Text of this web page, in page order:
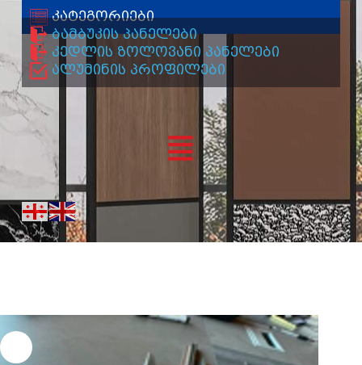
კატეგორიები
ბამბუკის პანელები
კედლის ზოლოვანი პანელები
ალუმინის პროფილები